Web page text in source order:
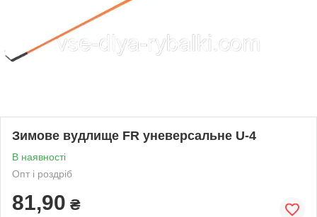
Зимове вудлище FR уневерсальне U-4
В наявності
Опт і роздріб
81,90 ₴